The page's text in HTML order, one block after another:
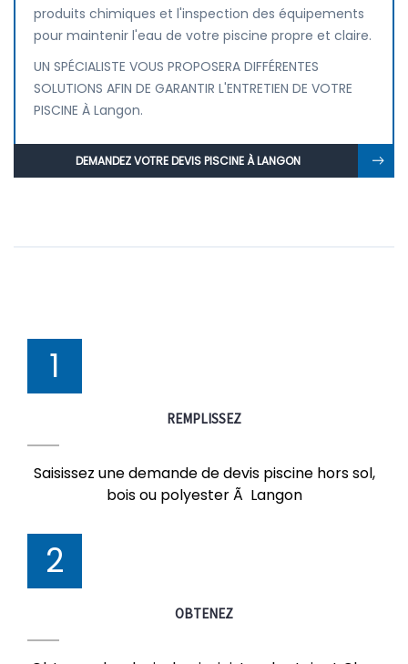
produits chimiques et l'inspection des équipements
pour maintenir l'eau de votre piscine propre et claire.
UN SPÉCIALISTE VOUS PROPOSERA DIFFÉRENTES
SOLUTIONS AFIN DE GARANTIR L'ENTRETIEN DE VOTRE
PISCINE À Langon.
DEMANDEZ VOTRE DEVIS PISCINE À LANGON
1
REMPLISSEZ
Saisissez une demande de devis piscine hors sol,
bois ou polyester Ã Langon
2
OBTENEZ